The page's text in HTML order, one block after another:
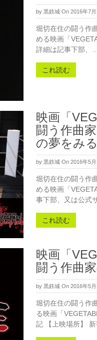
by 黒鉄城 On 2016年7
堀切在住の闘う作
める映画「
詳細は記事下部、…
これ読む
映画「
闘う作曲
の夢をみる
by 黒鉄城 On 2016年5
堀切在住の闘う作
める映画「
事下部、又は公式
これ読む
映画「
闘う作曲
by 黒鉄城 On 2016年5
堀切在住の闘う作
る映画「
記 【上映場所】